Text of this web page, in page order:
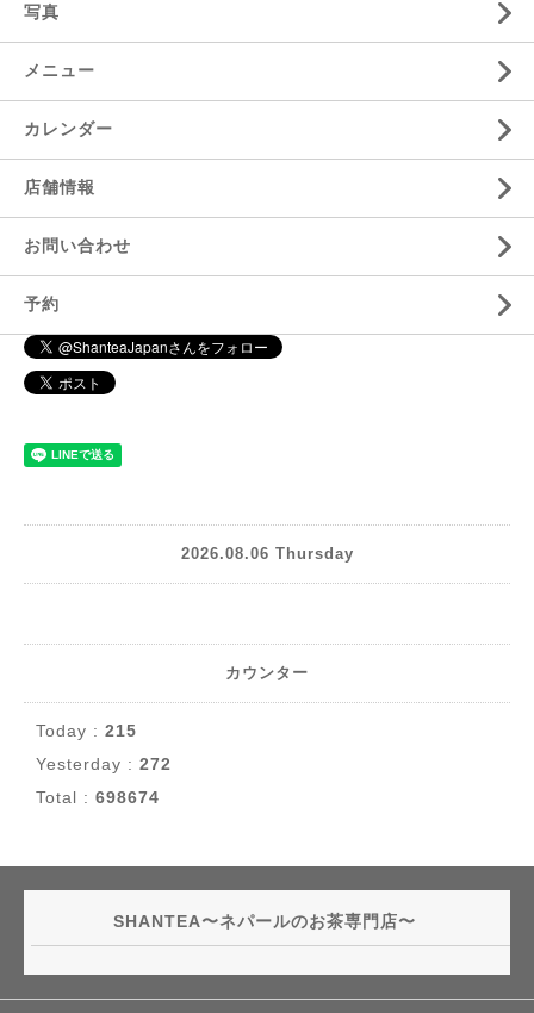
写真
メニュー
カレンダー
店舗情報
お問い合わせ
予約
2026.08.06 Thursday
カウンター
Today : 215
Yesterday : 272
Total : 698674
SHANTEA〜ネパールのお茶専門店〜